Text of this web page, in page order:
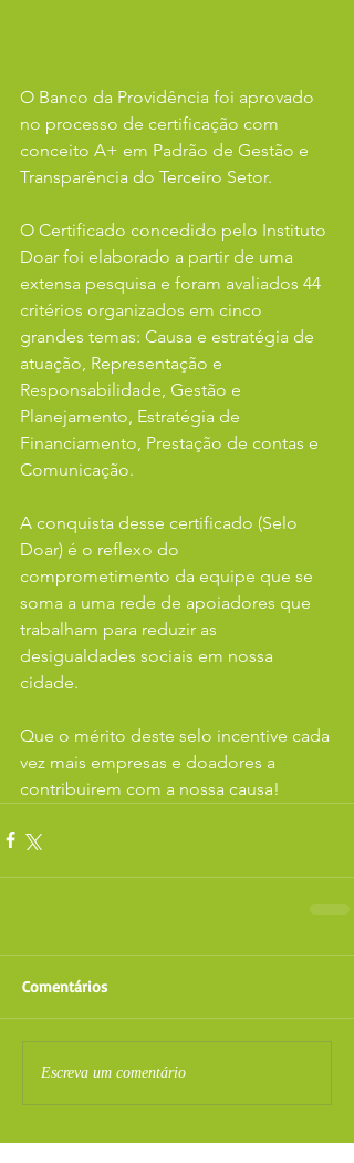
O Banco da Providência foi aprovado
no processo de certificação com
conceito A+ em Padrão de Gestão e
Transparência do Terceiro Setor.
O Certificado concedido pelo Instituto
Doar foi elaborado a partir de uma
extensa pesquisa e foram avaliados 44
critérios organizados em cinco
grandes temas: Causa e estratégia de
atuação, Representação e
Responsabilidade, Gestão e
Planejamento, Estratégia de
Financiamento, Prestação de contas e
Comunicação.
A conquista desse certificado (Selo
Doar) é o reflexo do
comprometimento da equipe que se
soma a uma rede de apoiadores que
trabalham para reduzir as
desigualdades sociais em nossa
cidade.
Que o mérito deste selo incentive cada
vez mais empresas e doadores a
contribuirem com a nossa causa!
Comentários
Escreva um comentário